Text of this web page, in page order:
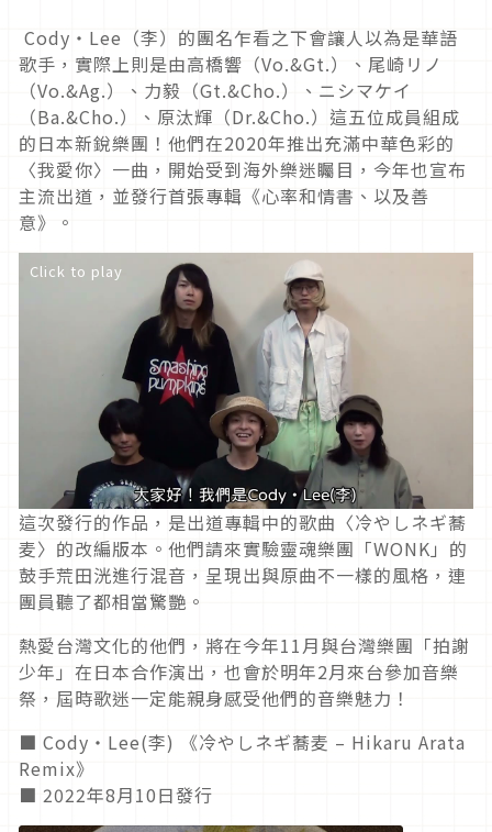
Cody・Lee（李）的團名乍看之下會讓人以為是華語
歌手，實際上則是由高橋響（Vo.&Gt.）、尾崎リノ
（Vo.&Ag.）、力毅（Gt.&Cho.）、ニシマケイ
（Ba.&Cho.）、原汰輝（Dr.&Cho.）這五位成員組成
的日本新銳樂團！他們在2020年推出充滿中華色彩的
〈我愛你〉一曲，開始受到海外樂迷矚目，今年也宣布
主流出道，並發行首張專輯《心率和情書、以及善
意》。
Click to play
這次發行的作品，是出道專輯中的歌曲〈冷やしネギ蕎
麦〉的改編版本。他們請來實驗靈魂樂團「WONK」的
鼓手荒田洸進行混音，呈現出與原曲不一樣的風格，連
團員聽了都相當驚艷。
熱愛台灣文化的他們，將在今年11月與台灣樂團「拍謝
少年」在日本合作演出，也會於明年2月來台參加音樂
祭，屆時歌迷一定能親身感受他們的音樂魅力！
■ Cody・Lee(李) 《冷やしネギ蕎麦 – Hikaru Arata
Remix》
■ 2022年8月10日發行